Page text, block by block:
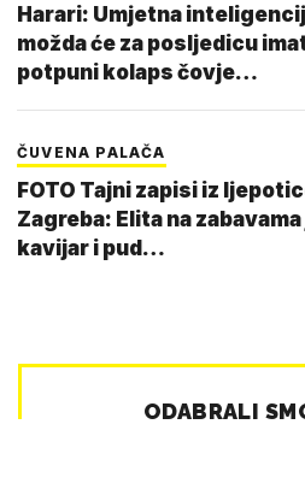
Harari: Umjetna
možda će za posljedicu
potpuni kolaps čovje…
ČUVENA PALAČA
FOTO Tajni zapisi iz ljepotice
Zagreba: Elita na zabavama jela
kavijar i pud…